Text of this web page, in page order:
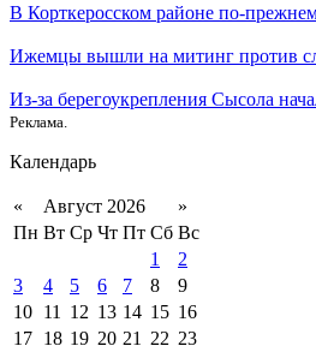
В Корткеросском районе по-
Ижемцы вышли на митинг против
Из-за берегоукрепления Сысола
Реклама.
Календарь
« Август 2026
»
Пн Вт Ср Чт Пт Сб Вс
1
2
3
4 5 6 7 8
9
10 11 12 13 14 15 16
17 18 19 20 21 22 23